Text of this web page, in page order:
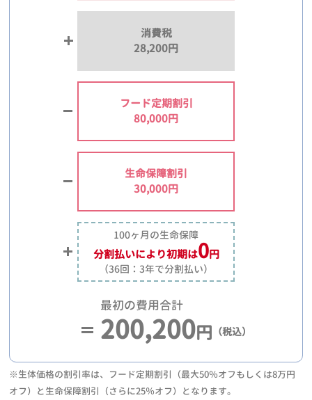
消費税
28,200円
フード定期割引
80,000円
生命保障割引
30,000円
100ヶ月の生命保障
分割払いにより初期は0円
（36回：3年で分割払い）
最初の費用合計
200,200円 （税込）
※生体価格の割引率は、フード定期割引（最大50％オフもしくは8万円
オフ）と生命保障割引（さらに25％オフ）となります。